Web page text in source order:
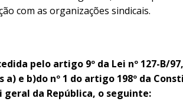
com as organizações sindicais.
pelo artigo 9º da Lei nº 127-B/
e b)do nº 1 do artigo 198º da
da República, o seguinte: